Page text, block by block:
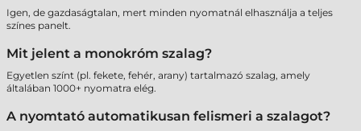
Igen, de gazdaságtalan, mert minden nyomatnál elhasználja a teljes
színes panelt.
Mit jelent a monokróm szalag?
Egyetlen színt (pl. fekete, fehér, arany) tartalmazó szalag, amely
általában 1000+ nyomatra elég.
A nyomtató automatikusan felismeri a szalagot?